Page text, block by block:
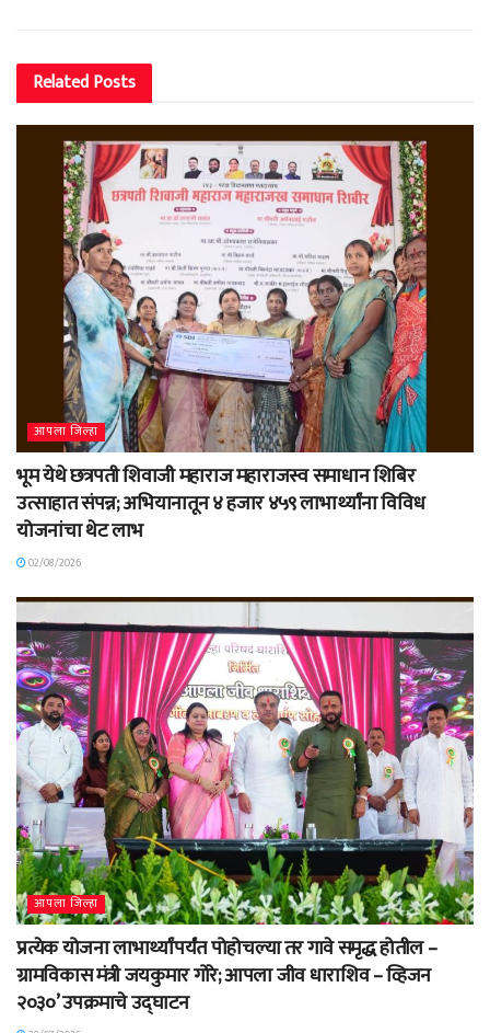
RelatedPosts
आपला जिल्हा
भूम येथे छत्रपती शिवाजी महाराज महाराजस्व समाधान शिबिर
उत्साहात संपन्न; अभियानातून ४ हजार ४५९ लाभार्थ्यांना विविध
योजनांचा थेट लाभ
02/08/2026
आपला जिल्हा
प्रत्येक योजना लाभार्थ्यांपर्यंत पोहोचल्या तर गावे समृद्ध होतील –
ग्रामविकास मंत्री जयकुमार गोरे; आपला जीव धाराशिव – व्हिजन
२०३०’ उपक्रमाचे उद्घाटन